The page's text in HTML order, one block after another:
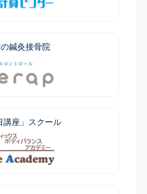
鍼灸接骨院
講座」スクール